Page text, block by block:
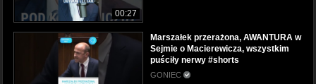
00:27
Marszałek przerażona, AWANTURA w
Sejmie o Macierewicza, wszystkim
puściły nerwy #shorts
GONIEC